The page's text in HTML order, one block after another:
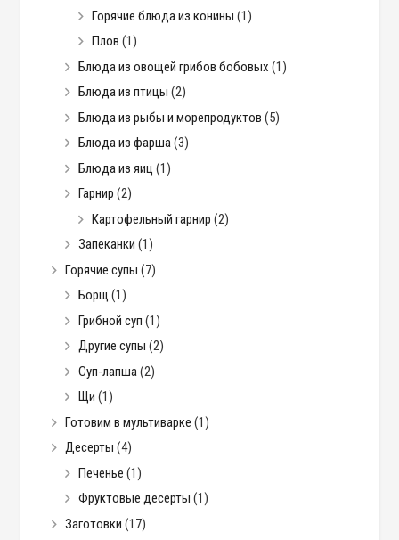
Горячие блюда из конины (1)
Плов (1)
Блюда из овощей грибов бобовых (1)
Блюда из птицы (2)
Блюда из рыбы и морепродуктов (5)
Блюда из фарша(3)
Блюда из яиц (1)
Гарнир (2)
Картофельный гарнир (2)
Запеканки (1)
Горячие супы (7)
Борщ (1)
Грибной суп (1)
Другие супы (2)
Суп-лапша(2)
Щи (1)
Готовим в мультиварке (1)
Десерты (4)
Печенье (1)
Фруктовые десерты (1)
Заготовки (17)